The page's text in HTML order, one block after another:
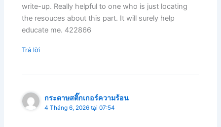
write-up. Really helpful to one who is just locating
the resouces about this part. It will surely help
educate me. 422866
Trả lời
กระดาษสติ๊กเกอร์ความร้อน
4 Tháng 6, 2026 tại 07:54